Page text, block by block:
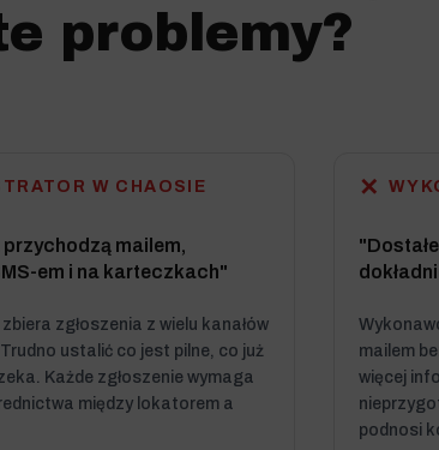
problemy?
W CHAOSIE
przychodzą mailem,
em i na karteczkach"
zgłoszenia z wielu kanałów
ustalić co jest pilne, co już
Każde zgłoszenie wymaga
między lokatorem a
✕
mailem
więcej
podnosi